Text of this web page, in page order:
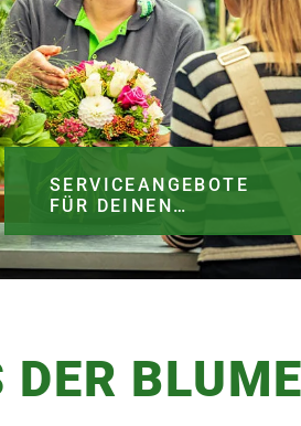
SERVICEANGEBOTE
FÜR DEINEN
DER